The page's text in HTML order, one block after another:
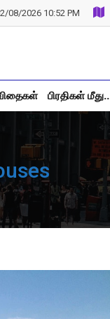
08/2026 10:52 PM
பிரதிகள் மீது..